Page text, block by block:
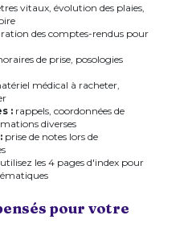
vitaux, évolution des plaies,
des comptes-rendus pour
de prise, posologies
médical à racheter,
:rappels, coordonnées de
diverses
prise de notes lors de
les 4 pages d'index pour
pour votre